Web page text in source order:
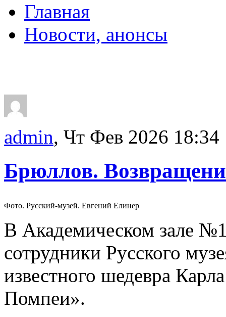
Главная
Новости, анонсы
admin, Чт Фев 2026 18:34
Брюллов.
Фото. Русский-музей. Евгений Елинер
В Академическом зале
сотрудники Русского
известного шедевра
Помпеи».